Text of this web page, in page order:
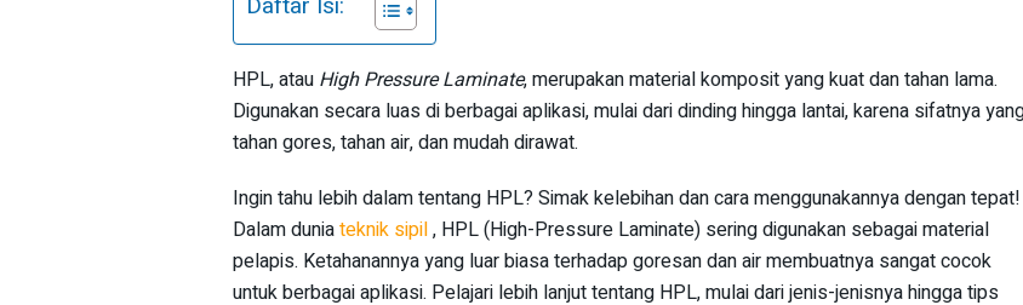
HPL, atau High Pressure Laminate, merupakan material komposit yang kuat dan tahan lama.
Digunakan secara luas di berbagai aplikasi, mulai dari dinding hingga lantai, karena sifatnya
tahan gores, tahan air, dan mudah dirawat.
Ingin tahu lebih dalam tentang HPL? Simak kelebihan dan cara menggunakannya dengan tepat!
Dalam duniateknik sipil, HPL (High-Pressure Laminate) sering digunakan sebagai material
pelapis. Ketahanannya yang luar biasa terhadap goresan dan air membuatnya sangat cocok
untuk berbagai aplikasi. Pelajari lebih lanjut tentang HPL, mulai dari jenis-jenisnya hingga tips